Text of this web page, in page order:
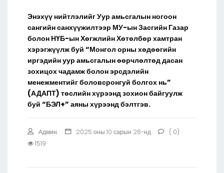
Энэхүү нийтлэлийг Уур амьсгалын ногоон
сангийн санхүүжилтээр МУ-ын Засгийн Газар
болон НҮБ-ын Хөгжлийн Хөтөлбөр хамтран
хэрэгжүүлж буй “Монгол орны хөдөөгийн
иргэдийн уур амьсгалын өөрчлөлтөд дасан
зохицох чадамж болон эрсдэлийн
менежментийг боловсронгуй болгох нь”
(АДАПТ) төслийн хүрээнд зохион байгуулж
буй “БЭЛ+” аяны хүрээнд бэлтгэв.
Админ: 2025 оны 10 сарын 26-нд
( 0)
1519